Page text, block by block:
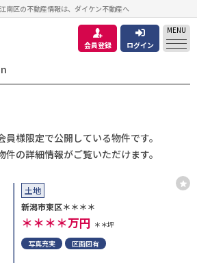
南区の不動産情報は、ダイケン不動産へ
会員登録 ログイン
MENU
員様限定で公開している物件です。
件の詳細情報がご覧いただけます。
土地
新潟市東区＊＊＊＊
＊＊＊＊万円 ＊＊坪
写真充実
区画図有